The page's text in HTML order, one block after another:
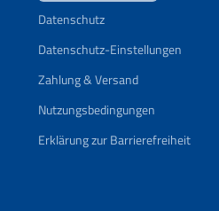
Datenschutz
Datenschutz-Einstellungen
Zahlung & Versand
Nutzungsbedingungen
Erklärung zur Barrierefreiheit